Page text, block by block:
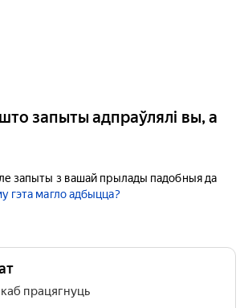
запыты адпраўлялі вы, а
запыты з вашай прылады падобныя да
гэта магло адбыцца?
каб працягнуць